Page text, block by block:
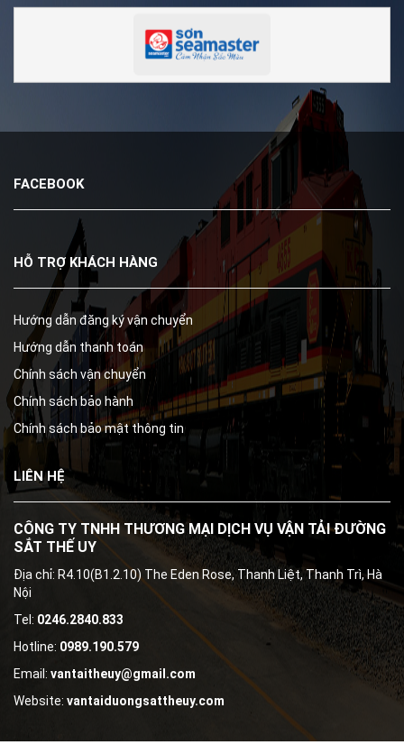
FACEBOOK
HỖ TRỢ KHÁCH HÀNG
Hướng dẫn đăng ký vận chuyển
Hướng dẫn thanh toán
Chính sách vận chuyển
Chính sách bảo hành
Chính sách bảo mật thông tin
LIÊN HỆ
CÔNG TY TNHH THƯƠNG MẠI DỊCH VỤ VẬN TẢI ĐƯỜNG
SẮT THẾ UY
Địa chỉ: R4.10(B1.2.10) The Eden Rose, Thanh Liệt, Thanh Trì, Hà
Nội
Tel: 0246.2840.833
Hotline: 0989.190.579
Email: vantaitheuy@gmail.com
Website: vantaiduongsattheuy.com